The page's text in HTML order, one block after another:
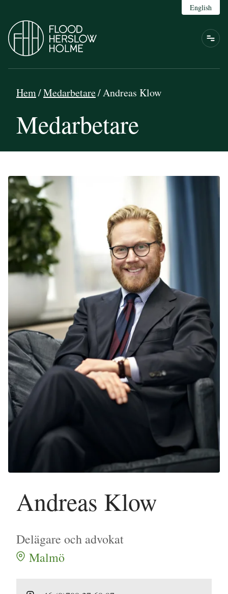
English
Hem/Medarbetare/Andreas Klow
Medarbetare
Andreas Klow
Delägare och advokat
Malmö